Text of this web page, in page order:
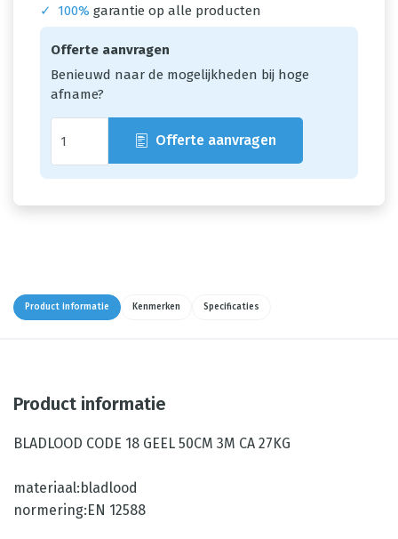
✓
100% garantie op alle producten
Offerte aanvragen
Benieuwd naar de mogelijkheden bij hoge
afname?
Offerte aanvragen
Product informatie Kenmerken Specificaties
Product informatie
BLADLOOD CODE 18 GEEL 50CM 3M CA 27KG
materiaal:bladlood
normering:EN 12588